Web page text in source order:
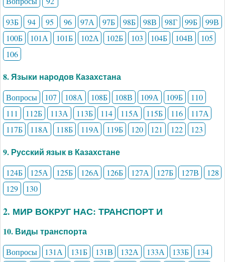
93Б
94 95 96 97А 97Б 98Б 98В 98Г 99Б
99В
100Б
101А 101Б 102А 102Б 103 104Б 104В
105
106
8. Языки народов Казахстана
Вопросы 107 108А 108Б 108В 109А 109Б
110
111
112Б 113А 113Б 114 115А 115Б 116
117А
117Б
118А 118Б 119А 119Б 120 121 122 123
9. Русский язык в Казахстане
124Б 125А 125Б 126А 126Б 127А 127Б 127В
128
129
130
2. МИР ВОКРУГ НАС: ТРАНСПОРТ И
10. Виды транспорта
Вопросы 131А 131Б 131В 132А 133А 133Б
134